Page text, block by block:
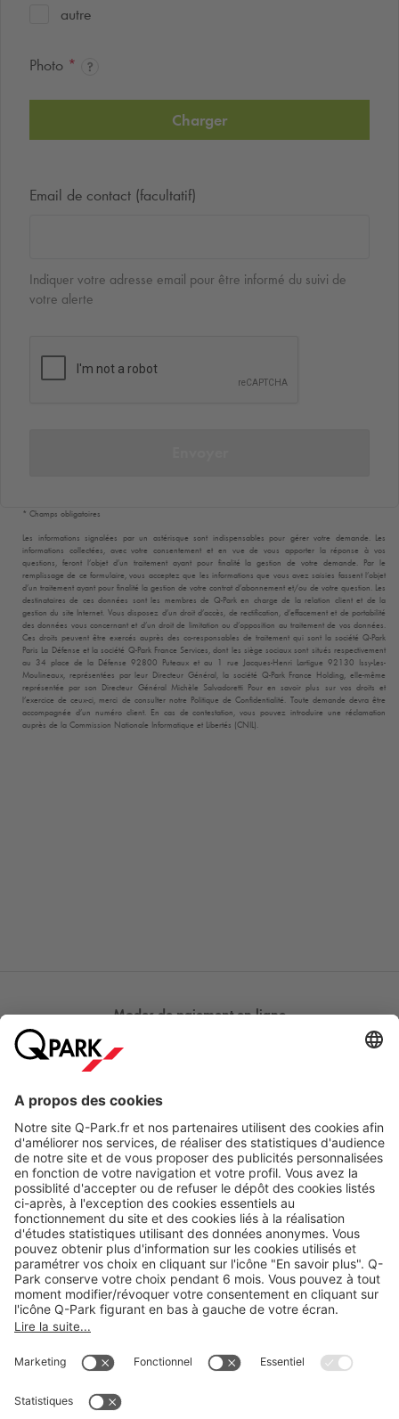
autre
Photo *
Charger
Email de contact (facultatif)
Indiquer votre adresse email pour être informé du suivi de
votre alerte
* Champs obligatoires
Les informations signalées par un astérisque sont indispensables pour gérer votre demande. Les
informations collectées, avec votre consentement et en vue de vous apporter la réponse à vos
questions, feront l’objet d’un traitement ayant pour finalité la gestion de votre demande. Par le
remplissage de ce formulaire, vous acceptez que les informations que vous avez saisies fassent l’objet
d’un traitement ayant pour finalité la gestion de votre contrat d’abonnement et/ou de votre question. Les
destinataires de ces données sont les membres de Q-Parken charge de la relation client et de la
gestion du site Internet. Vous disposez d’un droit d’accès, de rectification, d’effacement et de portabilité
des données vous concernant et d’un droit de limitation ou d’opposition au traitement de vos données.
Ces droits peuvent être exercés auprès des co-responsables de traitement qui sont la société Q-Park
Paris La Défense et la société Q-ParkFrance Services, dont les siège sociaux sont situés respectivement
au 34 place de la Défense 92800 Puteaux et au 1 rue Jacques-Henri Lartigue 92130 Issy-Les-
Moulineaux, représentées par leur Directeur Général, la société Q-ParkFrance Holding, elle-même
représentée par son Directeur Général Michèle Salvadoretti Pour en savoir plus sur vos droits et
l’exercice de ceux-ci, merci de consulter notre Politique de Confidentialité. Toute demande devra être
accompagnée d’un numéro client. En cas de contestation, vous pouvez introduire une réclamation
auprès de la Commission Nationale Informatique et Libertés (CNIL).
Modes de paiement en ligne
A propos
Nos produits
Nos services